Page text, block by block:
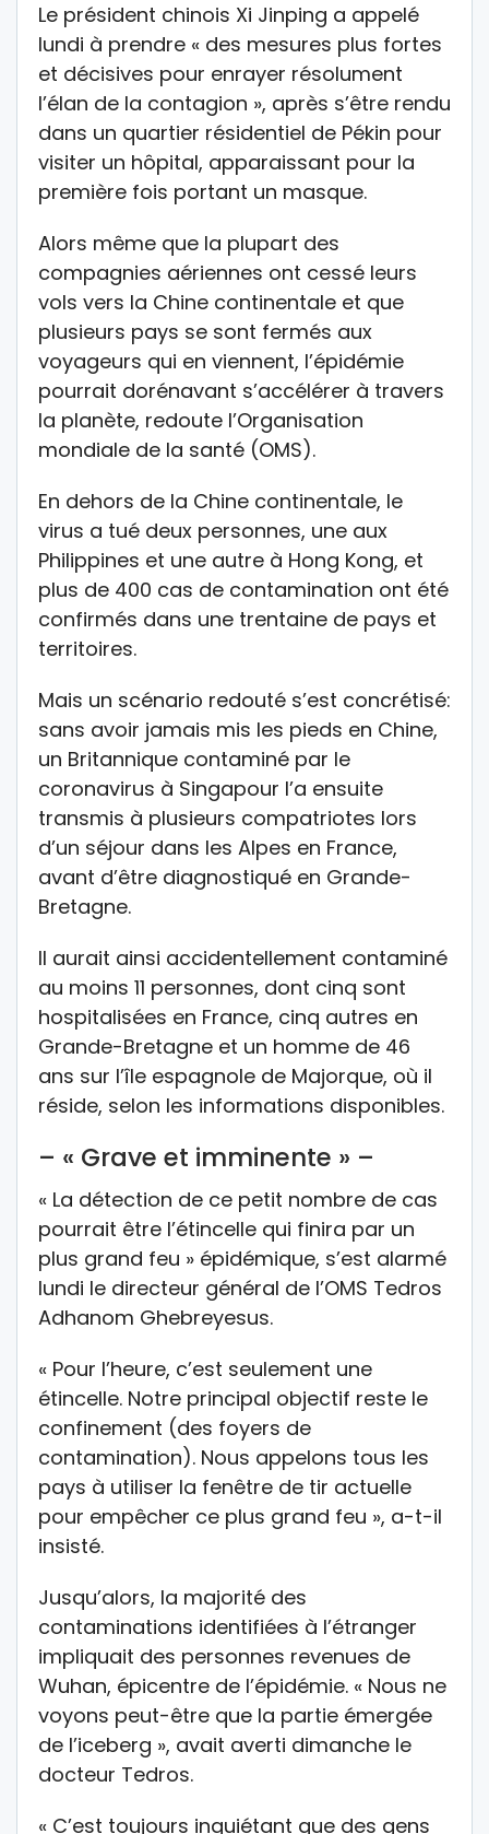
Le président chinois Xi Jinping a appelé
lundi à prendre « des mesures plus fortes
et décisives pour enrayer résolument
l’élan de la contagion », après s’être rendu
dans un quartier résidentiel de Pékin pour
visiter un hôpital, apparaissant pour la
première fois portant un masque.
Alors même que la plupart des
compagnies aériennes ont cessé leurs
vols vers la Chine continentale et que
plusieurs pays se sont fermés aux
voyageurs qui en viennent, l’épidémie
pourrait dorénavant s’accélérer à travers
la planète, redoute l’Organisation
mondiale de la santé (OMS).
En dehors de la Chine continentale, le
virus a tué deux personnes, une aux
Philippines et une autre à Hong Kong, et
plus de 400 cas de contamination ont été
confirmés dans une trentaine de pays et
territoires.
Mais un scénario redouté s’est concrétisé:
sans avoir jamais mis les pieds en Chine,
un Britannique contaminé par le
coronavirus à Singapour l’a ensuite
transmis à plusieurs compatriotes lors
d’un séjour dans les Alpes en France,
avant d’être diagnostiqué en Grande-
Bretagne.
Il aurait ainsi accidentellement contaminé
au moins 11 personnes, dont cinq sont
hospitalisées en France, cinq autres en
Grande-Bretagne et un homme de 46
ans sur l’île espagnole de Majorque, où il
réside, selon les informations disponibles.
– « Grave et imminente » –
« La détection de ce petit nombre de cas
pourrait être l’étincelle qui finira par un
plus grand feu » épidémique, s’est alarmé
lundi le directeur général de l’OMS Tedros
Adhanom Ghebreyesus.
« Pour l’heure, c’est seulement une
étincelle. Notre principal objectif reste le
confinement (des foyers de
contamination). Nous appelons tous les
pays à utiliser la fenêtre de tir actuelle
pour empêcher ce plus grand feu », a-t-il
insisté.
Jusqu’alors, la majorité des
contaminations identifiées à l’étranger
impliquait des personnes revenues de
Wuhan, épicentre de l’épidémie. « Nous ne
voyons peut-être que la partie émergée
de l’iceberg », avait averti dimanche le
docteur Tedros.
« C’est toujours inquiétant que des gens